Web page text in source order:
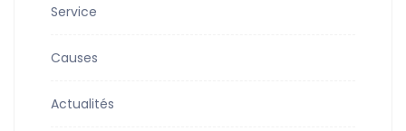
Service
Causes
Actualités